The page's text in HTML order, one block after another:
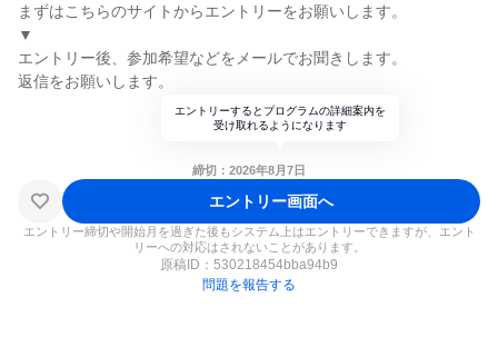
まずはこちらのサイトからエントリーをお願いします。
▼
エントリー後、参加希望などをメールでお聞きします。
返信をお願いします。
エントリーするとプログラムの詳細案内を
受け取れるようになります
締切：2026年8月7日
エントリー画面へ
エントリー締切や開始月を過ぎた後もシステム上はエントリーできますが、エント
リーへの対応はされないことがあります。
原稿ID： 530218454bba94b9
問題を報告する